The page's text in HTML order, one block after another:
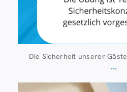
Die Sicherheit unserer
...
Juli 23